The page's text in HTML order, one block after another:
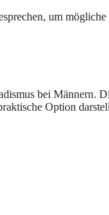
um
bei Männern.
Option